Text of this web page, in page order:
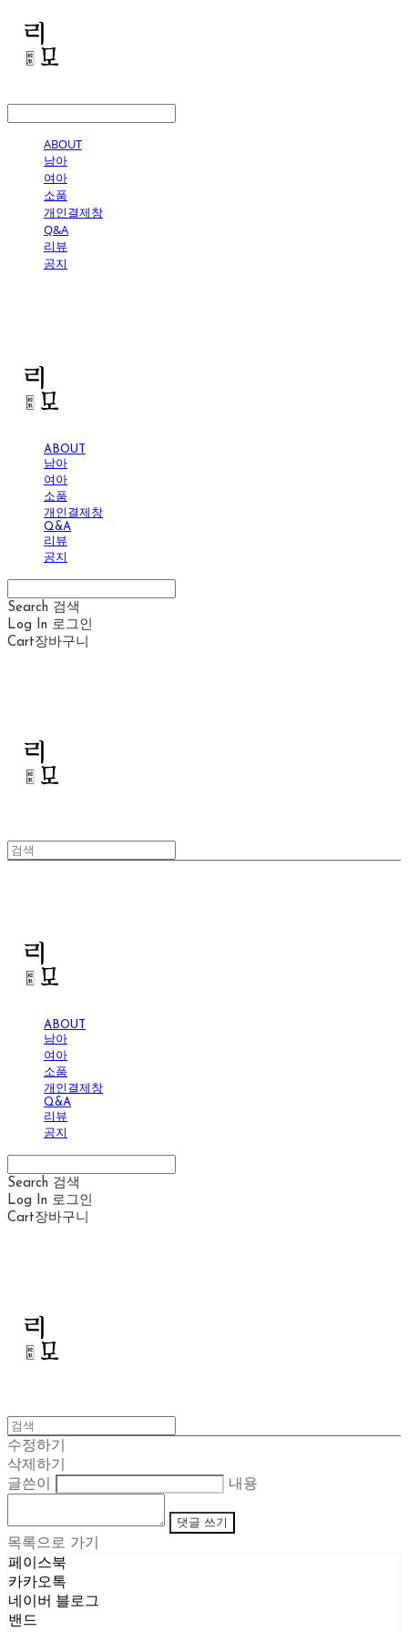
ABOUT
남아
여아
소품
개인결제창
Q&A
리뷰
공지
ABOUT
남아
여아
소품
개인결제창
Q&A
리뷰
공지
Search 검색
Log In 로그인
Cart장바구니
ABOUT
남아
여아
소품
개인결제창
Q&A
리뷰
공지
Search 검색
Log In 로그인
Cart장바구니
수정하기
삭제하기
글쓴이
내용
댓글 쓰기
목록으로 가기
페이스북
카카오톡
네이버 블로그
밴드